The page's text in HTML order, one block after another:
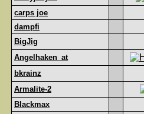
carps joe
dampfi
BigJig
Angelhaken_at
bkrainz
Armalite-2
Blackmax